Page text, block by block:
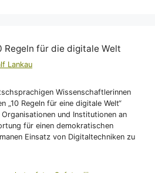
Regeln für die digitale Welt
Lankau
Wissenschaftlerinnen
„10 Regeln für eine digitale Welt“
und Institutionen an
für einen demokratischen
Einsatz von Digitaltechniken zu